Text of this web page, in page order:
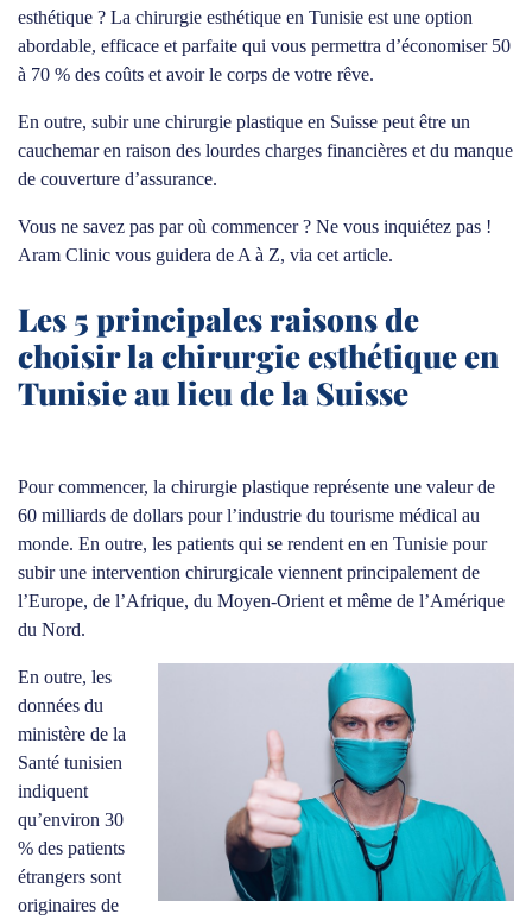
esthétique ? La chirurgie esthétique en Tunisie est une option
abordable, efficace et parfaite qui vous permettra d’économiser 50
à 70 % des coûts et avoir le corps de votre rêve.
En outre, subir une chirurgie plastique en Suisse peut être un
cauchemar en raison des lourdes charges financières et du manque
de couverture d’assurance.
Vous ne savez pas par où commencer ? Ne vous inquiétez pas !
Aram Clinic vous guidera de A à Z, via cet article.
Les 5 principales raisons de
choisir la chirurgie esthétique en
Tunisie au lieu de la Suisse
Pour commencer, la chirurgie plastique représente une valeur de
60 milliards de dollars pour l’industrie du tourisme médical au
monde. En outre, les patients qui se rendent en en Tunisie pour
subir une intervention chirurgicale viennent principalement de
l’Europe, de l’Afrique, du Moyen-Orient et même de l’Amérique
du Nord.
En outre, les
données du
ministère de la
Santé tunisien
indiquent
qu’environ 30
% des patients
étrangers sont
originaires de